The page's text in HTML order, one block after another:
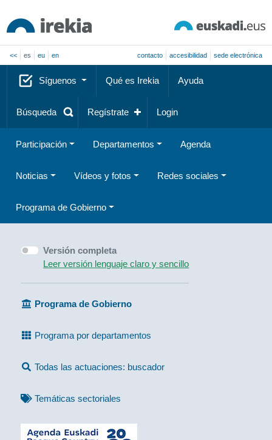
<< es eu en contacto accesibilidad sede electrónica
Síguenos Qué es Irekia Ayuda
Búsqueda Regístrate Login
Participación Departamentos Agenda
Noticias Vídeos y fotos Redes sociales
Programa de Gobierno
Versión completa
Leer versión lenguaje claro y sencillo
Programa de Gobierno
Programa por departamentos
Todas las actuaciones: buscador
Temáticas sectoriales